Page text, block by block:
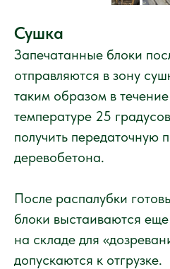
Сушка
Запечатанные блоки
отправляются в зону
таким образом в
температуре 25
получить передаточную
деревобетона.
После распалубки
блоки выстаиваются
на складе для
допускаются к отгрузке.